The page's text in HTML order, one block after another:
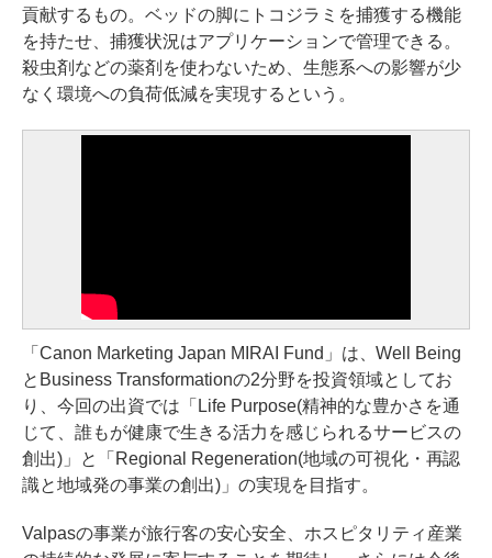
貢献するもの。ベッドの脚にトコジラミを捕獲する機能
を持たせ、捕獲状況はアプリケーションで管理できる。
殺虫剤などの薬剤を使わないため、生態系への影響が少
なく環境への負荷低減を実現するという。
「Canon Marketing Japan MIRAI Fund」は、Well Being
とBusiness Transformationの2分野を投資領域としてお
り、今回の出資では「Life Purpose(精神的な豊かさを通
じて、誰もが健康で生きる活力を感じられるサービスの
創出)」と「Regional Regeneration(地域の可視化・再認
識と地域発の事業の創出)」の実現を目指す。
Valpasの事業が旅行客の安心安全、ホスピタリティ産業